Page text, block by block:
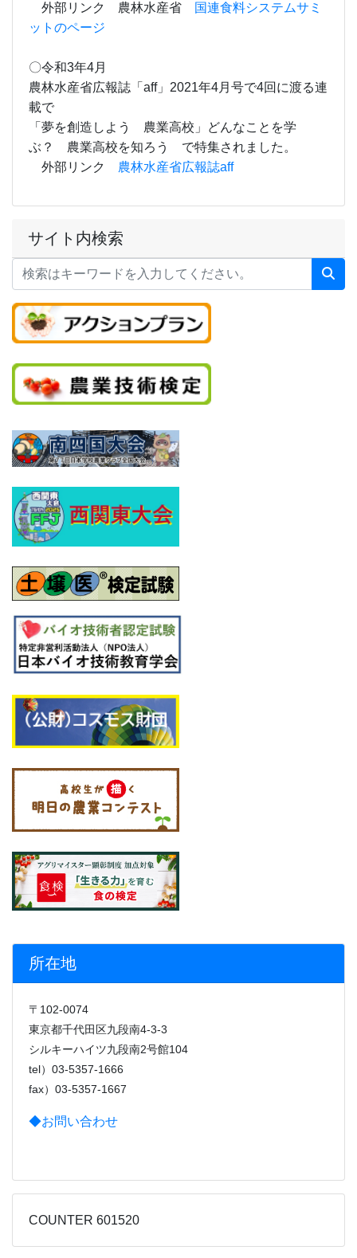
サイト内検索
所在地
〒102-0074
東京都千代田区九段南4-3-3
シルキーハイツ九段南2号館104
tel）03-5357-1666
fax）03-5357-1667
◆お問い合わせ
COUNTER 601520
外部リンク 農林水産省
国連食料システムサミ
ットのページ
〇令和3年4月
農林水産省広報誌「aff」2021年4月号で4回に渡る連
載で
「夢を創造しよう 農業高校」どんなことを学
ぶ？ 農業高校を知ろう で特集されました。
外部リンク 農林水産省広報誌aff